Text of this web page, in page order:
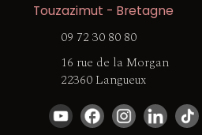
Touzazimut - Bretagne
09 72 30 80 80
16 rue de la Morgan
22360 Langueux